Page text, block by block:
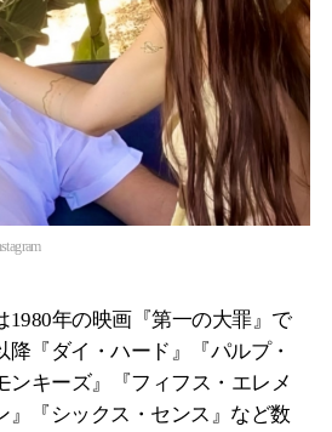
1980年の映画『第一の大罪』で
『ダイ・ハード』『パルプ・
ンキーズ』『フィフス・エレメ
』『シックス・センス』など数